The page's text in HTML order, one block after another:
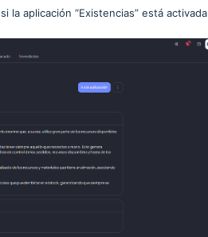
aplicación “Existencias” está activada